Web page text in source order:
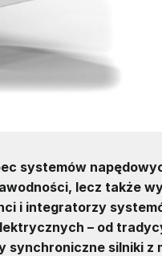
systemów
lecz także
i integratorzy
– od
synchroniczne silniki z